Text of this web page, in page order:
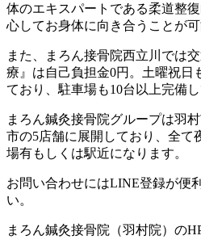
体のエキスパートである柔道整
心してお身体に向き合うことが可
また、まろん接骨院西立川では
療』は自己負担金0円。土曜祝日
ており、駐車場も10台以上完備し
まろん鍼灸接骨院グループは羽
市の5店舗に展開しており、全て
場有もしくは駅近になります。
お問い合わせにはLINE登録が便
い。
まろん鍼灸接骨院（羽村院）の